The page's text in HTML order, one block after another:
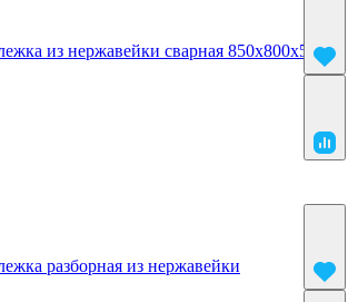
из нержавейки сварная 850x800x500
разборная из нержавейки